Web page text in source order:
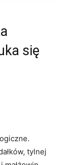
się
tylnej